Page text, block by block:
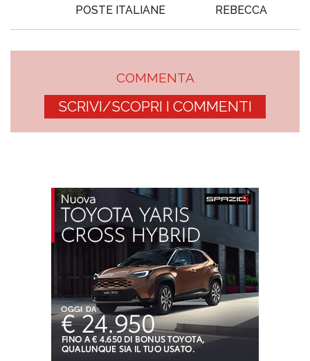
POSTE ITALIANE
REBECCA
COMMENTA
SCRIVI/SCOPRI I COMMENTI